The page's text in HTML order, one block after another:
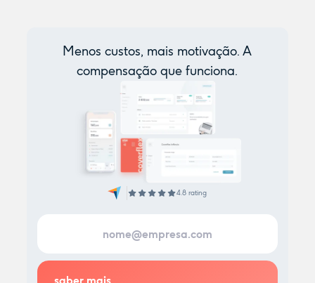
Menos custos, mais motivação. A
compensação que funciona.
4.8 rating